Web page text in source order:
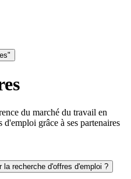
du marché du travail en
grâce à ses partenaires
la recherche d'offres d'emploi ?